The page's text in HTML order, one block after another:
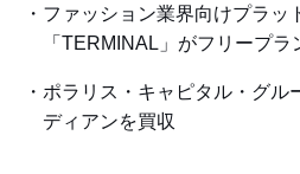
ファッション業界向けプラッ
「TERMINAL」がフリープ
ポラリス・キャピタル・グル
ディアンを買収